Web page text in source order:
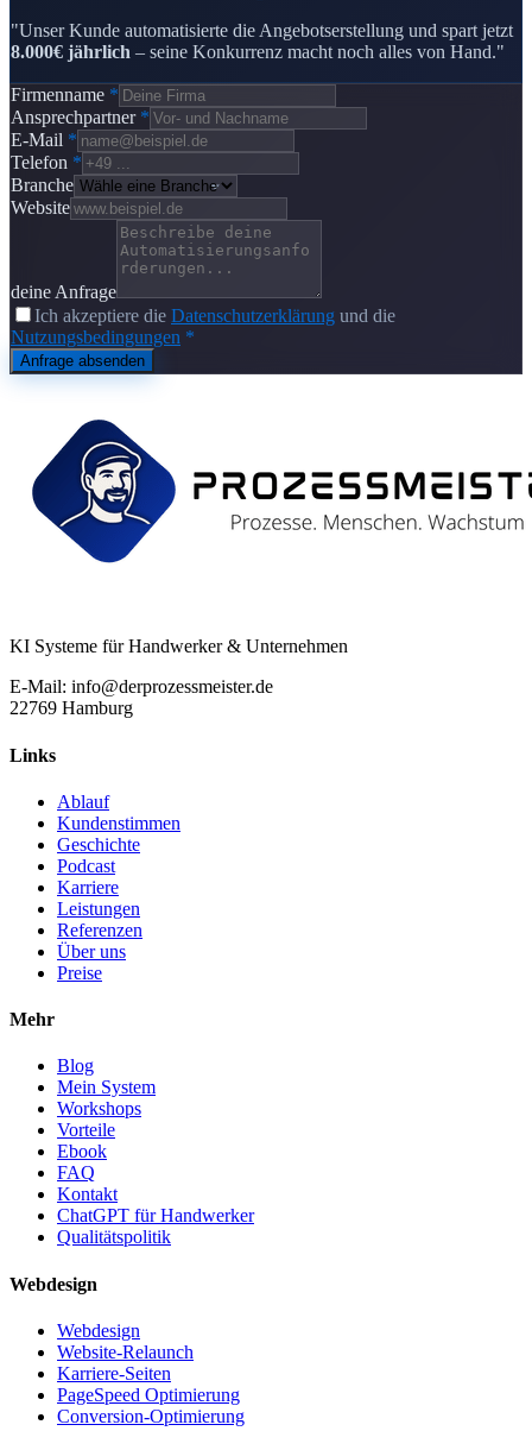
"Unser Kunde automatisierte die Angebotserstellung und spart jetzt
8.000€ jährlich – seine Konkurrenz macht noch alles von Hand."
Firmenname *
Ansprechpartner *
E-Mail *
Telefon *
Branche
Website
deine Anfrage
Ich akzeptiere die Datenschutzerklärung und die
Nutzungsbedingungen *
Anfrage absenden
KI Systeme für Handwerker & Unternehmen
E-Mail: info@derprozessmeister.de
22769 Hamburg
Links
Ablauf
Kundenstimmen
Geschichte
Podcast
Karriere
Leistungen
Referenzen
Über uns
Preise
Mehr
Blog
Mein System
Workshops
Vorteile
Ebook
FAQ
Kontakt
ChatGPT für Handwerker
Qualitätspolitik
Webdesign
Webdesign
Website-Relaunch
Karriere-Seiten
PageSpeed Optimierung
Conversion-Optimierung